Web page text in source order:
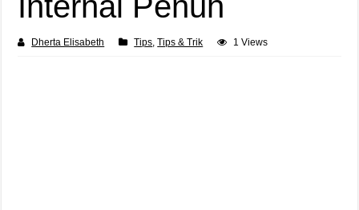
Dherta Elisabeth Tips ,Tips & Trik 1 Views